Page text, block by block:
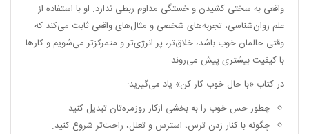
واقعی به سختی کشیدن و خستگی مداوم ربطی ندارد. او با استفاده از
علم روان‌شناسی، تجربه‌های شخصی و مثال‌های واقعی ثابت می‌کند که
وقتی حالمان خوب باشد، خلاق‌تر، پر انرژی‌تر و متمرکزتر می‌شویم و کارها
با کیفیت بیشتری پیش می‌روند.
در کتاب «با حال خوب کار کن» یاد می‌گیرید:
چطور حس خوب را به بخشی ازکار روزمره‌تان تبدیل کنید.
چگونه با کنار زدن ترس، استرس و تعلل، راحت‌تر شروع کنید.